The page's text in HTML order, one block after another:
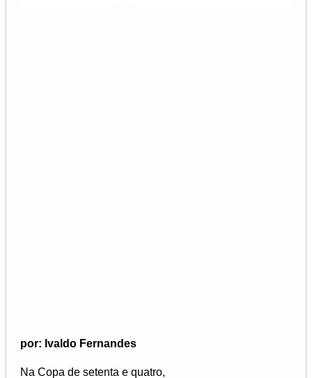
por: Ivaldo Fernandes
Na Copa de setenta e quatro,